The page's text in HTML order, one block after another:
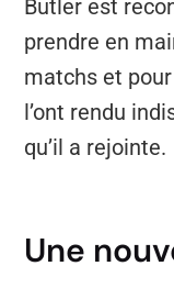
Butler est
prendre en
matchs et
l’ont rendu
qu’il a rejointe.
Une